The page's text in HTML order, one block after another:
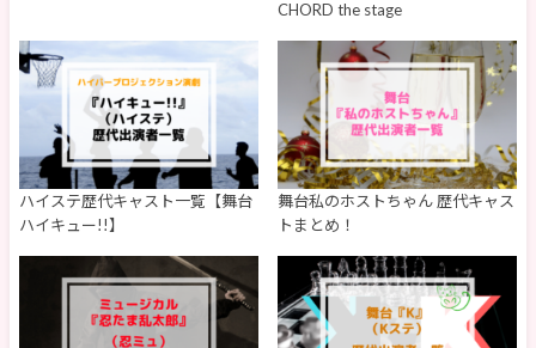
CHORD the stage
ハイステ歴代キャスト一覧【舞台
ハイキュー!!】
舞台私のホストちゃん 歴代キャス
トまとめ！